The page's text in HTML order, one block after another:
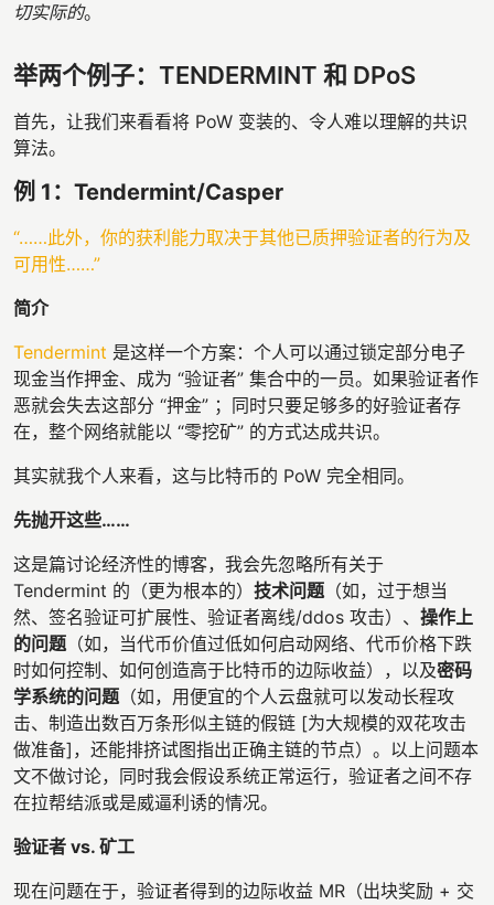
切实际的。
举两个例子：TENDERMINT 和 DPoS
首先，让我们来看看将 PoW 变装的、令人难以理解的共识
算法。
例 1：Tendermint/Casper
“……此外，你的获利能力取决于其他已质押验证者的行为及
可用性……”
简介
Tendermint 是这样一个方案：个人可以通过锁定部分电子
现金当作押金、成为 “验证者” 集合中的一员。如果验证者作
恶就会失去这部分 “押金” ；同时只要足够多的好验证者存
在，整个网络就能以 “零挖矿” 的方式达成共识。
其实就我个人来看，这与比特币的 PoW 完全相同。
先抛开这些……
这是篇讨论经济性的博客，我会先忽略所有关于
Tendermint 的（更为根本的） 技术问题（如，过于想当
然、签名验证可扩展性、验证者离线/ddos 攻击）、 操作上
的问题（如，当代币价值过低如何启动网络、代币价格下跌
时如何控制、如何创造高于比特币的边际收益），以及密码
学系统的问题（如，用便宜的个人云盘就可以发动长程攻
击、制造出数百万条形似主链的假链 [为大规模的双花攻击
做准备]，还能排挤试图指出正确主链的节点）。以上问题本
文不做讨论，同时我会假设系统正常运行，验证者之间不存
在拉帮结派或是威逼利诱的情况。
验证者 vs. 矿工
现在问题在于，验证者得到的边际收益 MR（出块奖励 + 交